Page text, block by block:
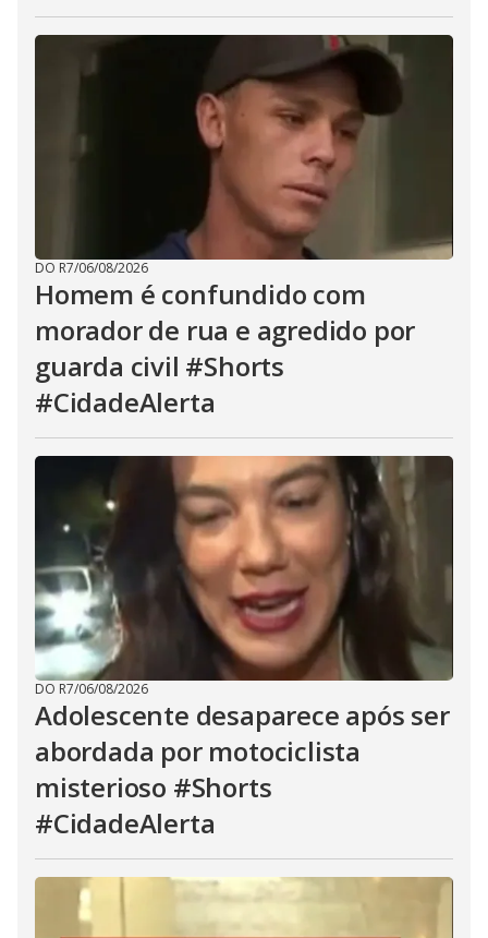
DO R7/06/08/2026
Homem é confundido com
morador de rua e agredido por
guarda civil #Shorts
#CidadeAlerta
DO R7/06/08/2026
Adolescente desaparece após ser
abordada por motociclista
misterioso #Shorts
#CidadeAlerta